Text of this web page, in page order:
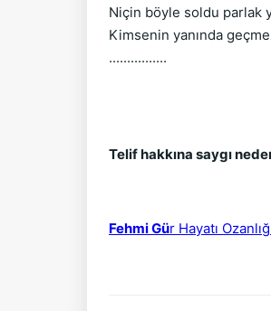
Niçin böyle soldu parlak
Kimsenin yanında
................
Telif hakkına saygı
Fehmi Gür Hayatı